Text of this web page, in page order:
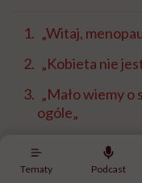
Tematy Podcast
„Witaj,
„Kobieta nie
„Mało wiemy o
ogóle„
Manuela